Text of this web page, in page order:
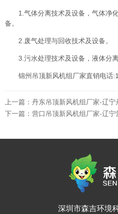
1.气体分离技术及设备，气体净化
备。
2.废气处理与回收技术及设备。
3.污水处理技术及设备，液体分离
锦州吊顶新风机组厂家直销电话
上一篇： 丹东吊顶新风机组厂家-辽宁
下一篇： 营口吊顶新风机组厂家-辽宁
深圳市森吉环境